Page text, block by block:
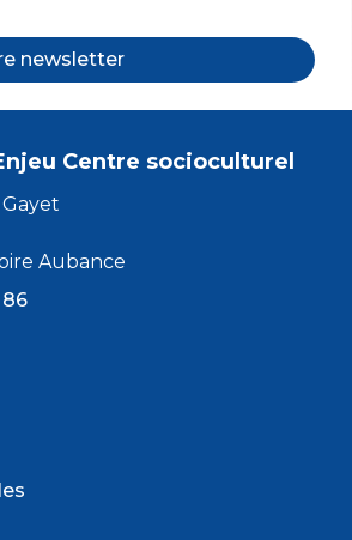
newsletter
Centre socioculturel
Aubance
86